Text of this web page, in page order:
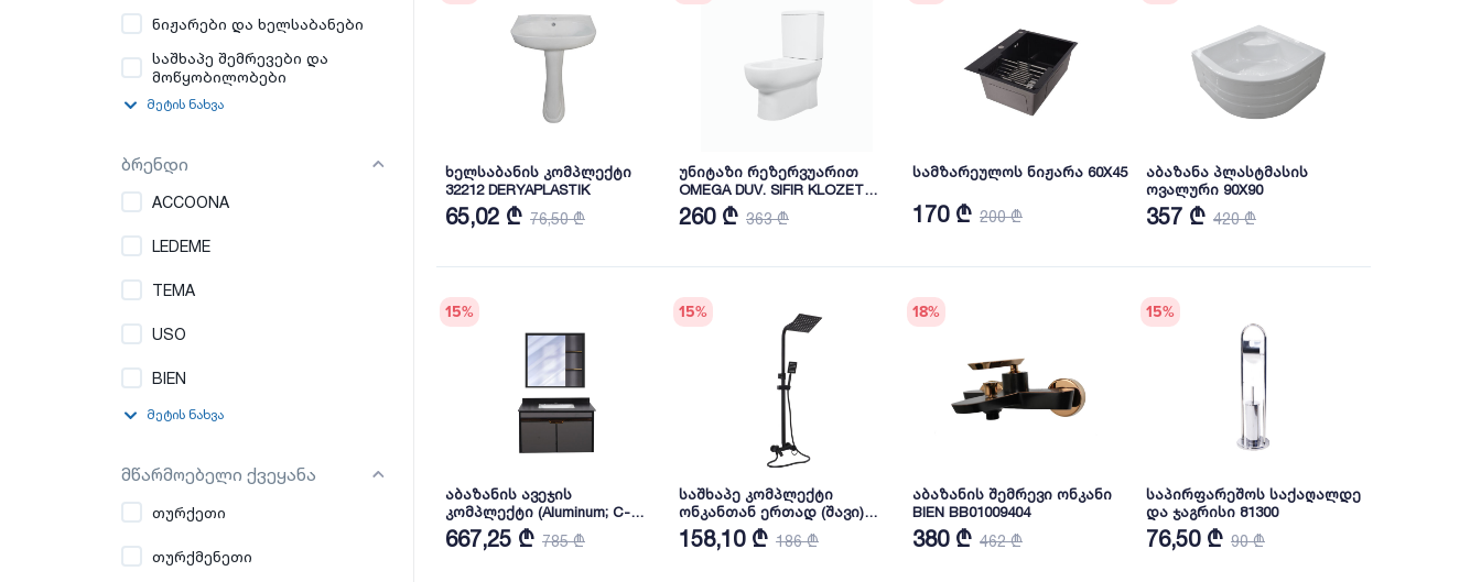
ნიჟარები და ხელსაბანები
საშხაპე შემრევები და
მოწყობილობები
მეტის ნახვა
ბრენდი
ACCOONA
LEDEME
TEMA
USO
BIEN
მეტის ნახვა
მწარმოებელი ქვეყანა
თურქეთი
თურქმენეთი
ხელსაბანის კომპლექტი
32212 DERYAPLASTIK
65,02 ₾ 76,50 ₾
უნიტაზი რეზერვუარით
OMEGA DUV. SIFIR KLOZET
+REZERVUAR 1303+1304
260 ₾ 363 ₾
სამზარეულოს ნიჟარა 60X45
170 ₾ 200 ₾
აბაზანა პლასტმასის
ოვალური 90X90
357 ₾ 420 ₾
15%
აბაზანის ავეჯის
კომპლექტი (Aluminum; C-
800x470x520mm); (M-
750X125X700mm) (S181-80C)
667,25 ₾ 785 ₾
15%
საშხაპე კომპლექტი
ონკანთან ერთად (შავი)
(NV-005)
158,10 ₾ 186 ₾
18%
აბაზანის შემრევი ონკანი
BIEN BB01009404
380 ₾ 462 ₾
15%
საპირფარეშოს საქაღალდე
და ჯაგრისი 81300
76,50 ₾ 90 ₾